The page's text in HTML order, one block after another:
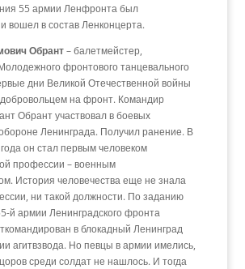
55 армии Ленфронта был
вошел в состав Ленконцерта.
Обрант– балетмейстер,
фронтового танцевального
дни Великой Отечественной войны
на фронт. Командир
Обрант участвовал в боевых
Ленинграда. Получил ранение. В
он стал первым человеком
профессии – военным
История человечества еще не знала
ни такой должности. По заданию
й армии Ленинградского фронта
в блокадный Ленинград
агитвзвода. Но певцы в армии имелись,
среди солдат не нашлось. И тогда